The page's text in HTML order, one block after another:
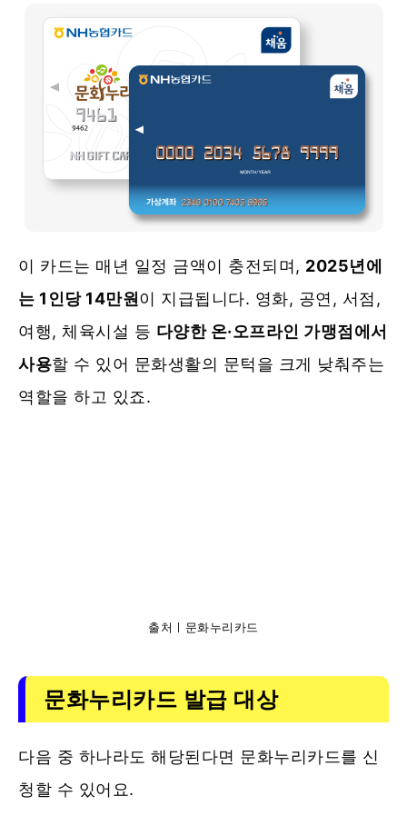
이 카드는 매년 일정 금액이 충전되며, 2025년에
는 1인당 14만원 이 지급됩니다. 영화, 공연, 서점,
여행, 체육시설 등 다양한 온·오프라인 가맹점에서
사용할 수 있어 문화생활의 문턱을 크게 낮춰주는
역할을 하고 있죠.
출처ㅣ문화누리카드
문화누리카드 발급 대상
다음 중 하나라도 해당된다면 문화누리카드를 신
청할 수 있어요.